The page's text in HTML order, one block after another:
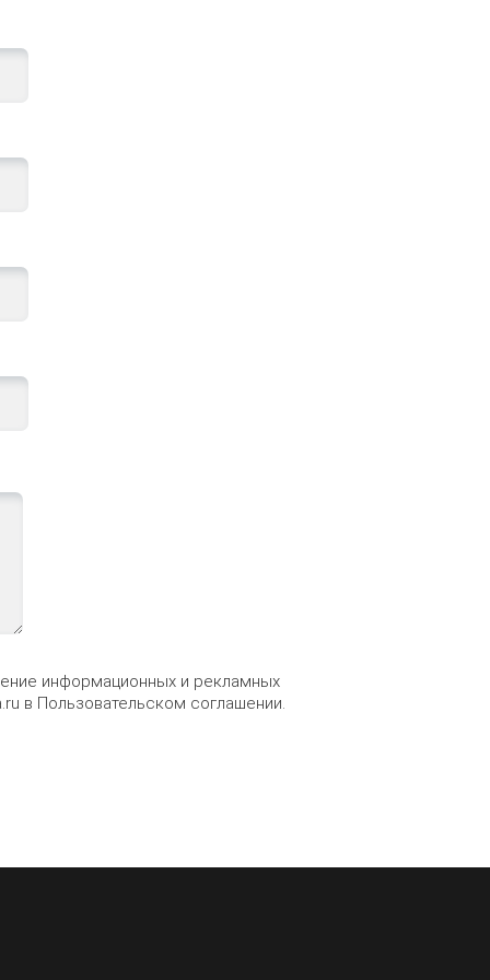
информационных и рекламных
в Пользовательском соглашении.